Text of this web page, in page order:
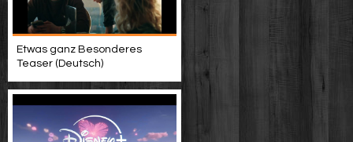
Etwas ganz Besonderes
Teaser (Deutsch)